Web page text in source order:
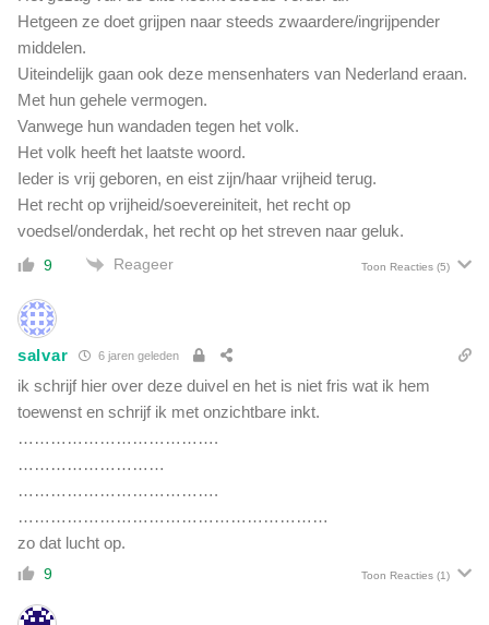
Hetgeen ze doet grijpen naar steeds zwaardere/ingrijpender
middelen.
Uiteindelijk gaan ook deze mensenhaters van Nederland eraan.
Met hun gehele vermogen.
Vanwege hun wandaden tegen het volk.
Het volk heeft het laatste woord.
Ieder is vrij geboren, en eist zijn/haar vrijheid terug.
Het recht op vrijheid/soevereiniteit, het recht op
voedsel/onderdak, het recht op het streven naar geluk.
9 Reageer Toon Reacties (5)
salvar 6 jaren geleden
ik schrijf hier over deze duivel en het is niet fris wat ik hem
toewenst en schrijf ik met onzichtbare inkt.
……………………………….
………………………
……………………………….
…………………………………………………
zo dat lucht op.
9 Toon Reacties (1)